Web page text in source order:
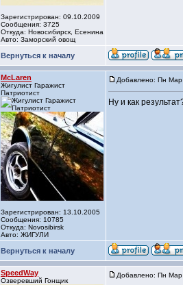
Зарегистрирован: 09.10.2009
Сообщения: 3725
Откуда: Новосибирск, Есенина
Авто: Заморский овощ
Вернуться к началу
McLaren
Жигулист Гаражист
Патриотист
Зарегистрирован: 13.10.2005
Сообщения: 10785
Откуда: Novosibirsk
Авто: ЖИГУЛИ
Добавлено: Пн
Ну и как
Вернуться к началу
SpeedWay
Озверевший Гонщик
Добавлено: Пн